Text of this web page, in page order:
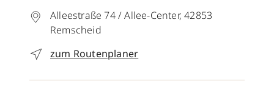
Alleestraße 74 / Allee-Center, 42853
Remscheid
zum Routenplaner